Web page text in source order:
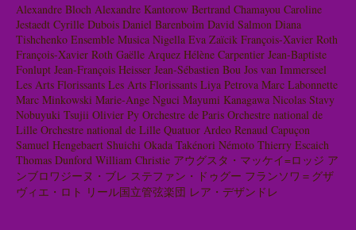
Alexandre Bloch Alexandre Kantorow Bertrand Chamayou Caroline
Jestaedt Cyrille Dubois Daniel Barenboim David Salmon Diana
Tishchenko Ensemble Musica Nigella Eva Zaïcik François-Xavier Roth
François-Xavier Roth Gaëlle Arquez Hélène Carpentier Jean-Baptiste
Fonlupt Jean-François Heisser Jean-Sébastien Bou Jos van Immerseel
Les Arts Florissants Les Arts Florissants Liya Petrova Marc Labonnette
Marc Minkowski Marie-Ange Nguci Mayumi Kanagawa Nicolas Stavy
Nobuyuki Tsujii Olivier Py Orchestre de Paris Orchestre national de
Lille Orchestre national de Lille Quatuor Ardeo Renaud Capuçon
Samuel Hengebaert Shuichi Okada Takénori Némoto Thierry Escaich
Thomas Dunford William Christie アウグスタ・マッケイ=ロッジ ア
ンブロワジーヌ・ブレ ステファン・ドゥグー フランソワ＝グザ
ヴィエ・ロト リール国立管弦楽団 レア・デザンドレ